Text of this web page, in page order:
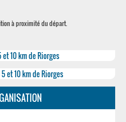
à proximité du départ.